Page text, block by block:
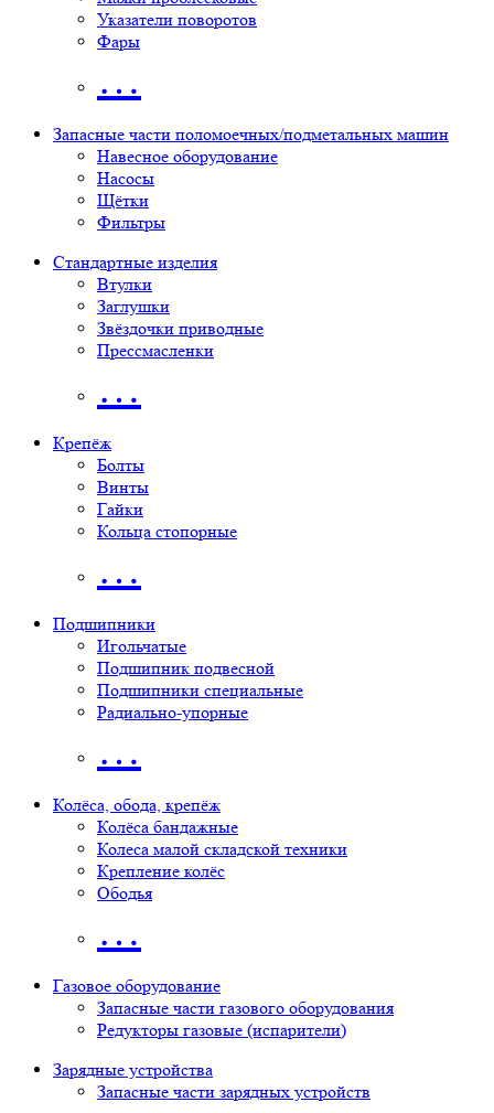
Указатели поворотов
Фары
…
Запасные части поломоечных/подметальных машин
Навесное оборудование
Насосы
Щётки
Фильтры
Стандартные изделия
Втулки
Заглушки
Звёздочки приводные
Прессмасленки
…
Крепёж
Болты
Винты
Гайки
Кольца стопорные
…
Подшипники
Игольчатые
Подшипник подвесной
Подшипники специальные
Радиально-упорные
…
Колёса, обода, крепёж
Колёса бандажные
Колеса малой складской техники
Крепление колёс
Ободья
…
Газовое оборудование
Запасные части газового оборудования
Редукторы газовые (испарители)
Зарядные устройства
Запасные части зарядных устройств